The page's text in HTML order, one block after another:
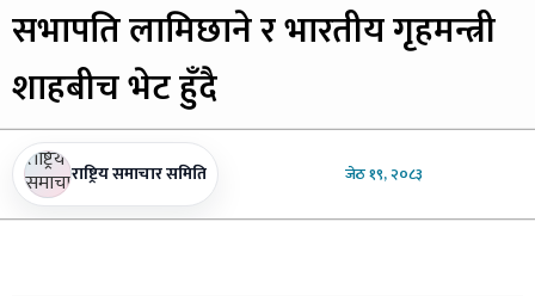
सभापतिलामिछाने र भारतीय गृहमन्त्री
शाहबीच भेट हुँदै
राष्ट्रिय समाचार समिति जेठ१९, २०८३